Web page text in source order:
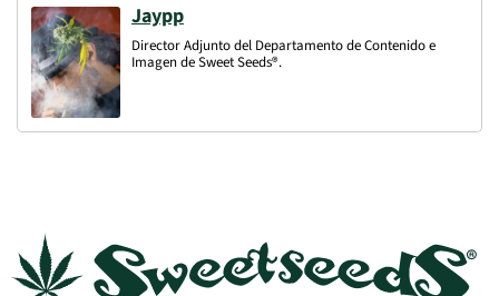
Jaypp
Director Adjunto del Departamento de Contenido e
Imagen de Sweet Seeds®.